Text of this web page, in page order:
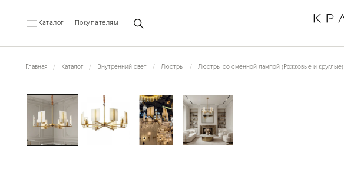
Каталог Покупателям
Главная Каталог Внутренний свет Люстры Люстры со сменной лампой (Рожковые и круглые)
←